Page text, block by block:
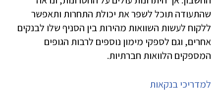
שהתעודה תוכל לשפר את יכולת התחרות ותאפשר
ללקוח לעשות השוואות מהירות בין הסניף שלו לבנקים
אחרים, וגם לספקי מימון נוספים לרבות הגופים
המספקים הלוואות חברתיות.
למדריכי בנקאות